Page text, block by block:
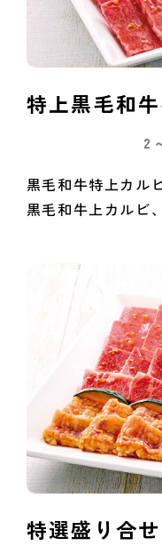
特上黒毛和
2
黒毛和牛特上カル
黒毛和牛上カルビ
特選盛り合せ